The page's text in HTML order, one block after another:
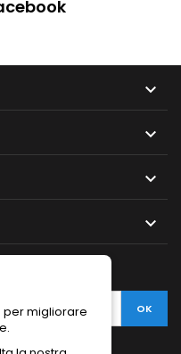




per migliorare